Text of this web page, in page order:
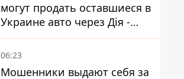
могут продать оставшиеся в
Украине авто через Дія -
МВД
06:23
Мошенники выдают себя за